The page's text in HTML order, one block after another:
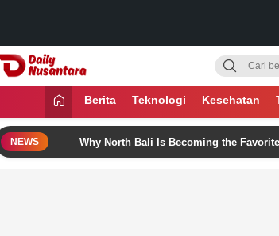
Daily Nusantara
Menyajikan Fakta, Menginspirasi Bangsa
Berita Teknologi Kesehatan
NEWSWhy North Bali Is Becoming the Favorite